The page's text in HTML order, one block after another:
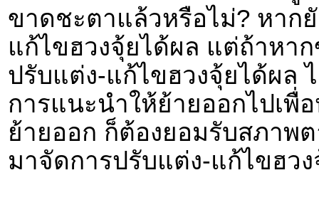
ขาดชะตาแล้วหรือไม่? หาก
แก้ไขฮวงจุ้ยได้ผล แต่ถ้าหา
ปรับแต่ง-แก้ไขฮวงจุ้ยได้ผล
การแนะนำให้ย้ายออกไปเพื่
ย้ายออก ก็ต้องยอมรับสภาพ
มาจัดการปรับแต่ง-แก้ไขฮว